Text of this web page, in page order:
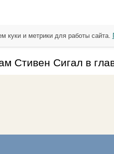
Стивен Сигал в
куки и метрики для работы сайта.